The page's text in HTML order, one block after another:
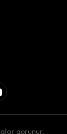
qorunur.